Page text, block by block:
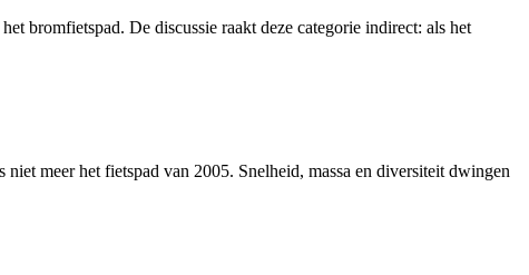
bromfietspad. De discussie raakt deze categorie indirect: als het
meer het fietspad van 2005. Snelheid, massa en diversiteit dwingen